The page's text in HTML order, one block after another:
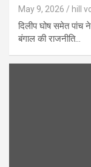
May 9, 2026 hill
दिलीप घोष समेत पांच
बंगाल की राजनीति…